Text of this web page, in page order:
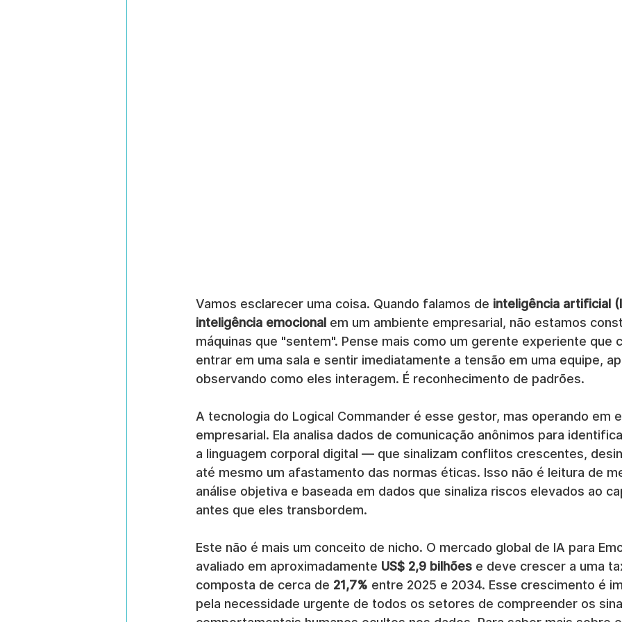
Vamos esclarecer uma coisa. Quando falamos de inteligência artificial
inteligência emocional em um ambiente empresarial, não estamos
máquinas que "sentem". Pense mais como um gerente experiente que
entrar em uma sala e sentir imediatamente a tensão em uma equipe,
observando como eles interagem. É reconhecimento de padrões.
A tecnologia do Logical Commander é esse gestor, mas operando em
empresarial. Ela analisa dados de comunicação anônimos para
a linguagem corporal digital — que sinalizam conflitos crescentes,
até mesmo um afastamento das normas éticas. Isso não é leitura de
análise objetiva e baseada em dados que sinaliza riscos elevados ao
antes que eles transbordem.
Este não é mais um conceito de nicho. O mercado global de IA para
avaliado em aproximadamente US$ 2,9 bilhões e deve crescer a uma
composta de cerca de 21,7% entre 2025 e 2034. Esse crescimento é
pela necessidade urgente de todos os setores de compreender os